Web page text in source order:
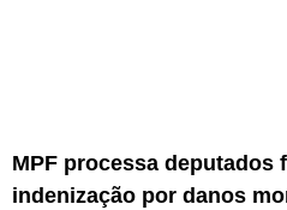
MPF processa deputados
indenização por danos